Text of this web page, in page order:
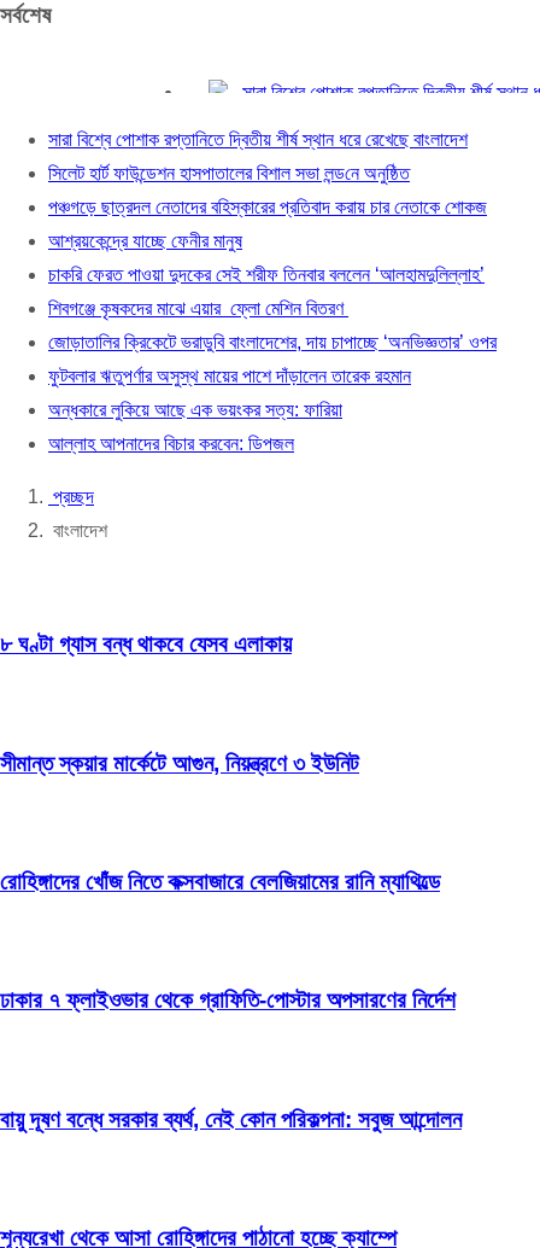
সর্বশেষ
সারা বিশ্বে পোশাক রপ্তানিতে দ্বিতীয় শীর্ষ স্থান ধরে
সিলেট হার্ট ফাউন্ডেশন হাসপাতালের বিশাল সভা লন্ড‌নে
পঞ্চগড়ে ছাত্রদল নেতাদের বহিস্কারের প্রতিবাদ করায়
আশ্রয়কেন্দ্রে যাচ্ছে ফেনীর মানুষ
চাকরি ফেরত পাওয়া দুদকের সেই শরীফ তিনবার বললেন
শিবগঞ্জে কৃষকদের মাঝে এয়ার ফ্লো মেশিন বিতরণ
জোড়াতালির ক্রিকেটে ভরাডুবি বাংলাদেশের, দায়
ফুটবলার ঋতুপর্ণার অসুস্থ মায়ের পাশে দাঁড়ালেন তারেক
অন্ধকারে লুকিয়ে আছে এক ভয়ংকর সত্য: ফারিয়া
আল্লাহ আপনাদের বিচার করবেন: ডিপজল
সারা বিশ্বে পোশাক রপ্তানিতে দ্বিতীয় শীর্ষ স্থান ধরে রেখেছে বাংলাদেশ
সিলেট হার্ট ফাউন্ডেশন হাসপাতালের বিশাল সভা লন্ড‌নে অনুষ্ঠিত
পঞ্চগড়ে ছাত্রদল নেতাদের বহিস্কারের প্রতিবাদ করায় চার নেতাকে শোকজ
আশ্রয়কেন্দ্রে যাচ্ছে ফেনীর মানুষ
চাকরি ফেরত পাওয়া দুদকের সেই শরীফ তিনবার বললেন ‘আলহামদুলিল্লাহ’
শিবগঞ্জে কৃষকদের মাঝে এয়ার ফ্লো মেশিন বিতরণ
জোড়াতালির ক্রিকেটে ভরাডুবি বাংলাদেশের, দায় চাপাচ্ছে ‘অনভিজ্ঞতার’ ওপর
ফুটবলার ঋতুপর্ণার অসুস্থ মায়ের পাশে দাঁড়ালেন তারেক রহমান
অন্ধকারে লুকিয়ে আছে এক ভয়ংকর সত্য: ফারিয়া
আল্লাহ আপনাদের বিচার করবেন: ডিপজল
প্রচ্ছদ
বাংলাদেশ
৮ ঘণ্টা গ্যাস বন্ধ থাকবে যেসব এলাকায়
সীমান্ত স্কয়ার মার্কেটে আগুন, নিয়ন্ত্রণে ৩ ইউনিট
রোহিঙ্গাদের খোঁজ নিতে কক্সবাজারে বেলজিয়ামের রানি ম্যাথিল্ডে
ঢাকার ৭ ফ্লাইওভার থেকে গ্রাফিতি-পোস্টার অপসারণের নির্দেশ
বায়ু দূষণ বন্ধে সরকার ব্যর্থ, নেই কোন পরিকল্পনা: সবুজ আন্দোলন
শূন্যরেখা থেকে আসা রোহিঙ্গাদের পাঠানো হচ্ছে ক্যাম্পে